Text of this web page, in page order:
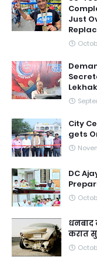
Just
City
gets
DC
धनबाद
करात